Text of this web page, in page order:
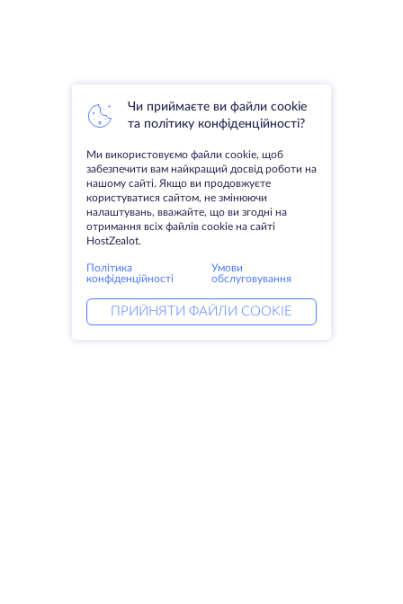
Чи приймаєте ви файли cookie
та політику конфіденційності?
Ми використовуємо файли cookie, щоб
забезпечити вам найкращий досвід роботи на
нашому сайті. Якщо ви продовжуєте
користуватися сайтом, не змінюючи
налаштувань, вважайте, що ви згодні на
отримання всіх файлів cookie на сайті
HostZealot.
Політика
конфіденційності
Умови
обслуговування
ПРИЙНЯТИ ФАЙЛИ COOKIE